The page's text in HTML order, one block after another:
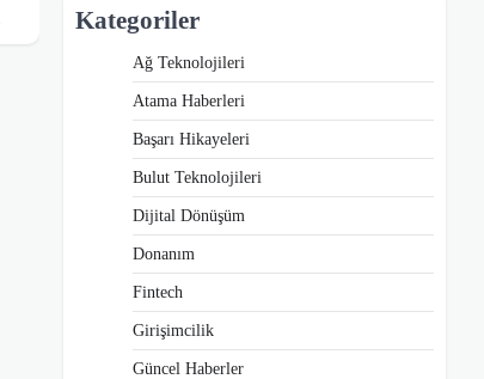
Kategoriler
Ağ Teknolojileri
Atama Haberleri
Başarı Hikayeleri
Bulut Teknolojileri
Dijital Dönüşüm
Donanım
Fintech
Girişimcilik
Güncel Haberler